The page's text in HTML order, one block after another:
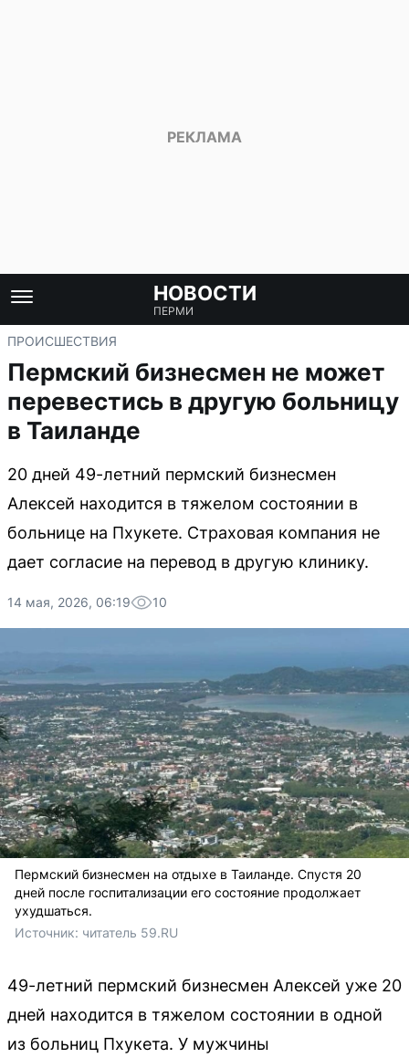
НОВОСТИ
ПЕРМИ
ПРОИСШЕСТВИЯ
Пермский бизнесмен не может
перевестись в другую больницу
в Таиланде
20 дней 49-летний пермский бизнесмен
Алексей находится в тяжелом состоянии в
больнице на Пхукете. Страховая компания не
дает согласие на перевод в другую клинику.
14 мая, 2026, 06:19 10
Пермский бизнесмен на отдыхе в Таиланде. Спустя 20
дней после госпитализации его состояние продолжает
ухудшаться.
Источник: читатель 59.RU
49-летний пермский бизнесмен Алексей уже 20
дней находится в тяжелом состоянии в одной
из больниц Пхукета. У мужчины